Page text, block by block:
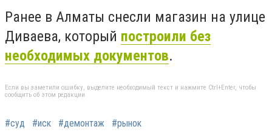
Ранее в Aлматы снесли магазин на улице
Диваева, который построили без
необходимых документов.
Если вы заметили ошибку, выделите необходимый текст и нажмите Ctrl+Enter, чтобы
сообщить об этом редакции
#суд #иск #демонтаж #рынок